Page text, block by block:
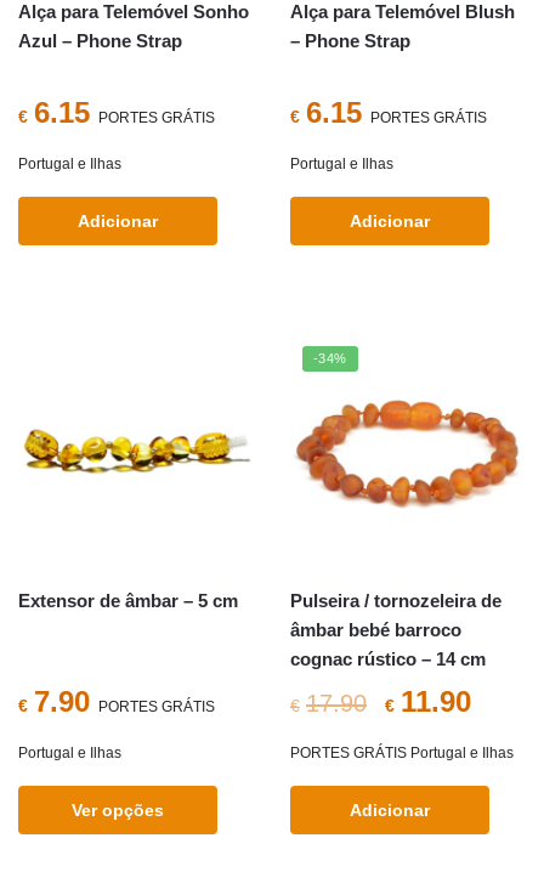
Alça para Telemóvel Sonho
Azul – Phone Strap
€ 6.15 PORTES GRÁTIS
Portugal e Ilhas
Adicionar
Alça para Telemóvel Blush
– Phone Strap
€ 6.15 PORTES GRÁTIS
Portugal e Ilhas
Adicionar
Extensor de âmbar – 5 cm
€ 7.90 PORTES GRÁTIS
Portugal e Ilhas
Ver opções
-34%
Pulseira / tornozeleira de
âmbar bebé barroco
cognac rústico – 14 cm
€ 17.90
O
preço
original
era:
€ 11.90O
atual
é:
PORTES GRÁTIS Portugal e Ilhas
Adicionar